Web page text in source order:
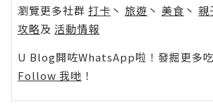
瀏覽更多社群 打卡 丶 旅遊 丶 美食 丶 親
攻略及 活動情報
U Blog開咗WhatsApp啦！發掘更多吃
Follow 我哋 ！